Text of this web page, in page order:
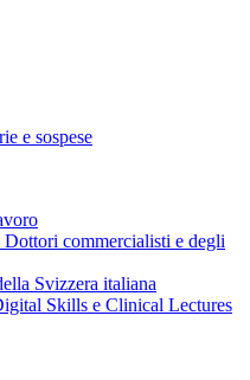
e sospese
commercialisti e degli
Svizzera italiana
Skills e Clinical Lectures